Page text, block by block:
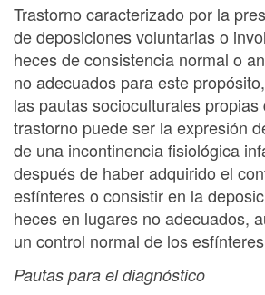
Trastorno caracterizado por la
de deposiciones voluntarias o
heces de consistencia normal o
no adecuados para este
las pautas socioculturales propias
trastorno puede ser la expresión
de una incontinencia fisiológica
después de haber adquirido el
esfínteres o consistir en la
heces en lugares no adecuados,
un control normal de los
Pautas para el diagnóstico